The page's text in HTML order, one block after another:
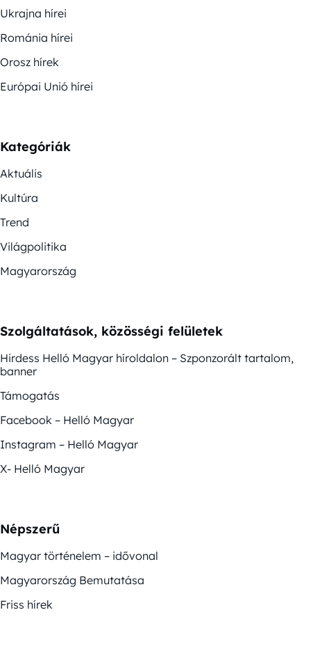
Ukrajna hírei
Románia hírei
Orosz hírek
Európai Unió hírei
Kategóriák
Aktuális
Kultúra
Trend
Világpolitika
Magyarország
Szolgáltatások, közösségi felületek
Hirdess Helló Magyar híroldalon – Szponzorált tartalom,
banner
Támogatás
Facebook – Helló Magyar
Instagram – Helló Magyar
X- Helló Magyar
Népszerű
Magyar történelem – idővonal
Magyarország Bemutatása
Friss hírek